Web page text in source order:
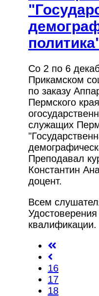
Cо 2 по 6
Прикамском
по заказу
Пермского
служащих
Преподавал
Константин
доцент.
Всем
квалификации.
16
17
18